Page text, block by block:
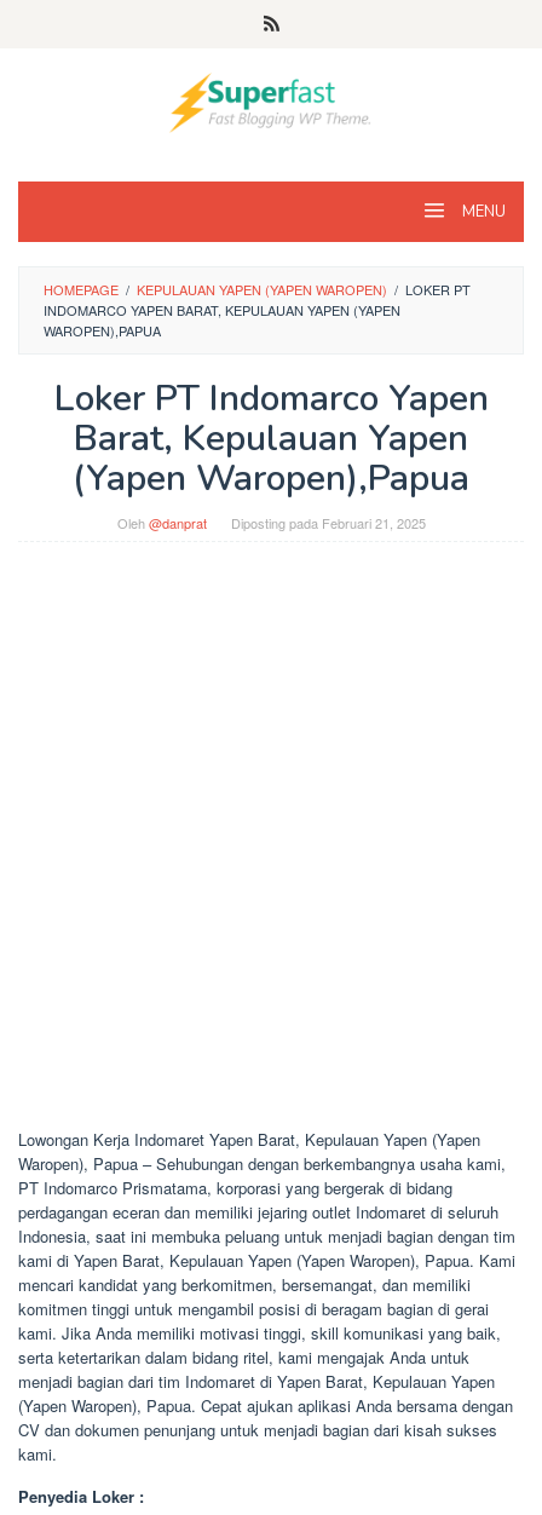
MENU
HOMEPAGE / KEPULAUAN YAPEN (YAPEN WAROPEN) / LOKER PT
INDOMARCO YAPEN BARAT, KEPULAUAN YAPEN (YAPEN
WAROPEN),PAPUA
Loker PT Indomarco Yapen
Barat, Kepulauan Yapen
(Yapen Waropen),Papua
Oleh@danprat Diposting pada Februari 21, 2025
Lowongan Kerja Indomaret Yapen Barat, Kepulauan Yapen (Yapen
Waropen), Papua – Sehubungan dengan berkembangnya usaha kami,
PT Indomarco Prismatama, korporasi yang bergerak di bidang
perdagangan eceran dan memiliki jejaring outlet Indomaret di seluruh
Indonesia, saat ini membuka peluang untuk menjadi bagian dengan tim
kami di Yapen Barat, Kepulauan Yapen (Yapen Waropen), Papua. Kami
mencari kandidat yang berkomitmen, bersemangat, dan memiliki
komitmen tinggi untuk mengambil posisi di beragam bagian di gerai
kami. Jika Anda memiliki motivasi tinggi, skill komunikasi yang baik,
serta ketertarikan dalam bidang ritel, kami mengajak Anda untuk
menjadi bagian dari tim Indomaret di Yapen Barat, Kepulauan Yapen
(Yapen Waropen), Papua. Cepat ajukan aplikasi Anda bersama dengan
CV dan dokumen penunjang untuk menjadi bagian dari kisah sukses
kami.
Penyedia Loker :